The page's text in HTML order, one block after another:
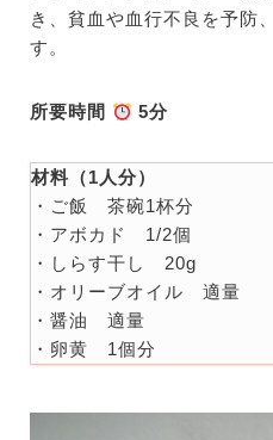
き、貧血や血行不良を予防
す。
所要時間 5分
材料（1人分）
・ご飯 茶碗1杯分
・アボカド 1/2個
・しらす干し 20g
・オリーブオイル 適量
・醤油 適量
・卵黄 1個分